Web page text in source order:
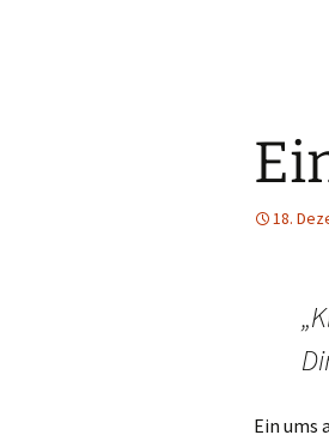
18.
Ein ums